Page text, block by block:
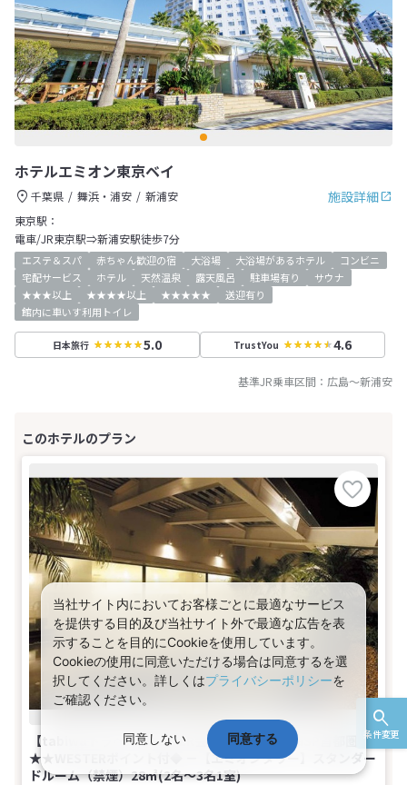
条件変更
ホテルエミオン東京ベイ
施設詳細
千葉県 舞浜・浦安
新浦安
東京駅：
電車/JR東京駅⇒新浦安駅徒歩7分
エステ＆スパ 赤ちゃん歓迎の宿 大浴場 大浴場があるホテル
コンビニ
宅配サービス
ホテル 天然温泉 露天風呂 駐車場有り
サウナ
★★★以上
★★★★以上 ★★★★★
送迎有り
館内に車いす利用トイレ
日本旅行 5.0 TrustYou 4.6
基準JR乗車区間： 広島～新浦安
【tabiwaトラベル/WESTER会員限定】tabiwaSP首都圏
★★WESTERポイント付◆ －【エミオンタワー】スタンダー
ドルーム（禁煙）28㎡(2名～3名1室)
当社サイト内においてお客様ごとに最適なサービス
を提供する目的及び当社サイト外で最適な広告を表
示することを目的にCookieを使用しています。
Cookieの使用に同意いただける場合は同意するを選
択してください。詳しくはプライバシーポリシーを
ご確認ください。
同意しない 同意する